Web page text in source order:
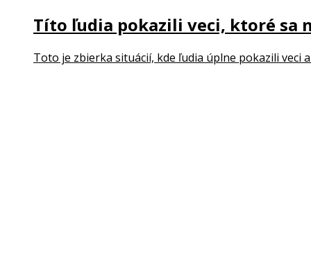
Títo ľudia pokazili veci, ktoré sa
Toto je zbierka situácií, kde ľudia úplne pokazili veci